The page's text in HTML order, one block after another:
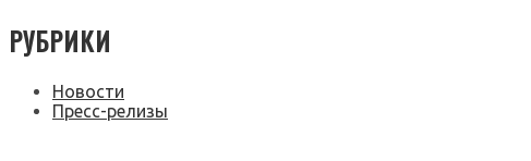
РУБРИКИ
Новости
Пресс-релизы